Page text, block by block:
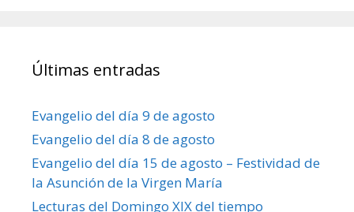
Últimas entradas
Evangelio del día 9 de agosto
Evangelio del día 8 de agosto
Evangelio del día 15 de agosto – Festividad de
la Asunción de la Virgen María
Lecturas del Domingo XIX del tiempo